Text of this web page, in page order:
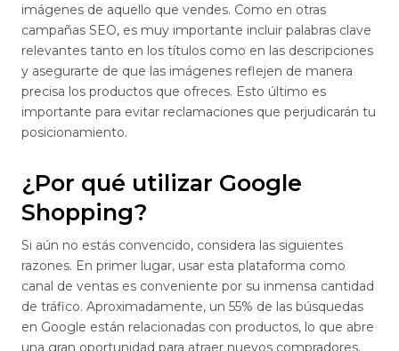
imágenes de aquello que vendes. Como en otras
campañas SEO, es muy importante incluir palabras clave
relevantes tanto en los títulos como en las descripciones
y asegurarte de que las imágenes reflejen de manera
precisa los productos que ofreces. Esto último es
importante para evitar reclamaciones que perjudicarán tu
posicionamiento.
¿Por qué utilizar Google
Shopping?
Si aún no estás convencido, considera las siguientes
razones. En primer lugar, usar esta plataforma como
canal de ventas es conveniente por su inmensa cantidad
de tráfico. Aproximadamente, un 55% de las búsquedas
en Google están relacionadas con productos, lo que abre
una gran oportunidad para atraer nuevos compradores.